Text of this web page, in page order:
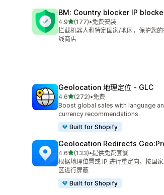
BM: Country blocker IP
4.9星（满分 5 星）
(177)
总共 177 条评论
•免费安装
拦截机器人和特定国家/地区，保护您
线商店
Geolocation 地理定位 ‑ GLC
4.6星（满分 5 星）
(272)
总共 272 条评论
•免费
Boost global sales with language
currency recommendations.
Built for Shopify
Geolocation Redirects
4.6星（满分 5 星）
(133)
总共 133 条评论
•提供免费套餐
根据地理位置或 IP 进行重定向，按国
区进行屏蔽
Built for Shopify